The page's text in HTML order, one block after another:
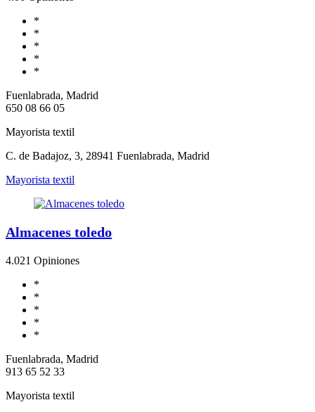
*
*
*
*
*
Fuenlabrada, Madrid
650 08 66 05
Mayorista textil
C. de Badajoz, 3, 28941 Fuenlabrada, Madrid
Mayorista textil
Almacenes toledo
4.021 Opiniones
*
*
*
*
*
Fuenlabrada, Madrid
913 65 52 33
Mayorista textil